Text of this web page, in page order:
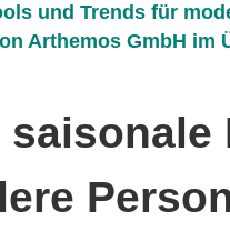
und Trends für
Arthemos GmbH im